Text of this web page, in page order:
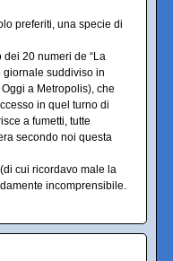
preferiti, una specie di
20 numeri de “La
giornale suddiviso in
a Metropolis), che
in quel turno di
a fumetti, tutte
secondo noi questa
cui ricordavo male la
incomprensibile.